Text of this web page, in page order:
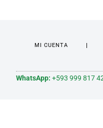
MI CUENTA
WhatsApp: +593 999 817